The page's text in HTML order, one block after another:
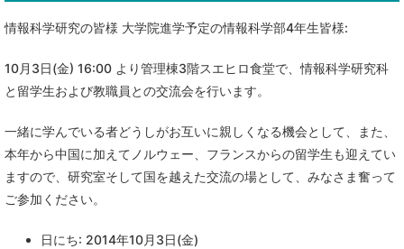
情報科学研究の皆様 大学院進学予定の情報科学部4年生皆様:
10月3日(金) 16:00 より管理棟3階スエヒロ食堂で、情報科学研究科
と留学生および教職員との交流会を行います。
一緒に学んでいる者どうしがお互いに親しくなる機会として、また、
本年から中国に加えてノルウェー、フランスからの留学生も迎えてい
ますので、研究室そして国を越えた交流の場として、みなさま奮って
ご参加ください。
日にち: 2014年10月3日(金)